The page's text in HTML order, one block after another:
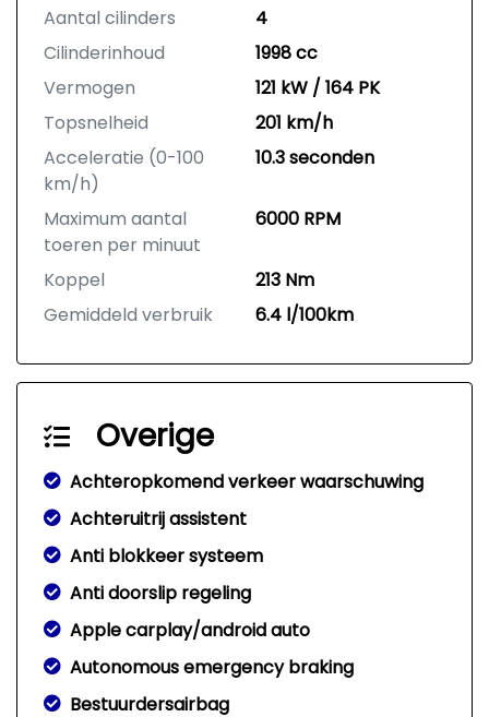
Aantal cilinders
4
Cilinderinhoud
1998 cc
Vermogen
121 kW / 164 PK
Topsnelheid
201 km/h
Acceleratie (0-100
km/h)
10.3 seconden
Maximum aantal
toeren per minuut
6000 RPM
Koppel
213 Nm
Gemiddeld verbruik
6.4 l/100km
Overige
Achteropkomend verkeer waarschuwing
Achteruitrij assistent
Anti blokkeer systeem
Anti doorslip regeling
Apple carplay/android auto
Autonomous emergency braking
Bestuurdersairbag